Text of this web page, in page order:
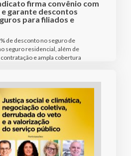
firma convênio com
e garante descontos
para filiados e
de desconto no seguro de
seguro residencial, além de
e ampla cobertura